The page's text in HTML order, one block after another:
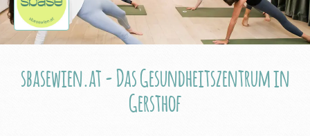
sbasewien.at - Das Gesundheitszentrum in
Gersthof